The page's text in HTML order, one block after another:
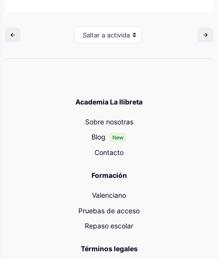
Saltar a actividad
Academia La llibreta
Sobre nosotras
Blog
New
Contacto
Formación
Valenciano
Pruebas de acceso
Repaso escolar
Términos legales